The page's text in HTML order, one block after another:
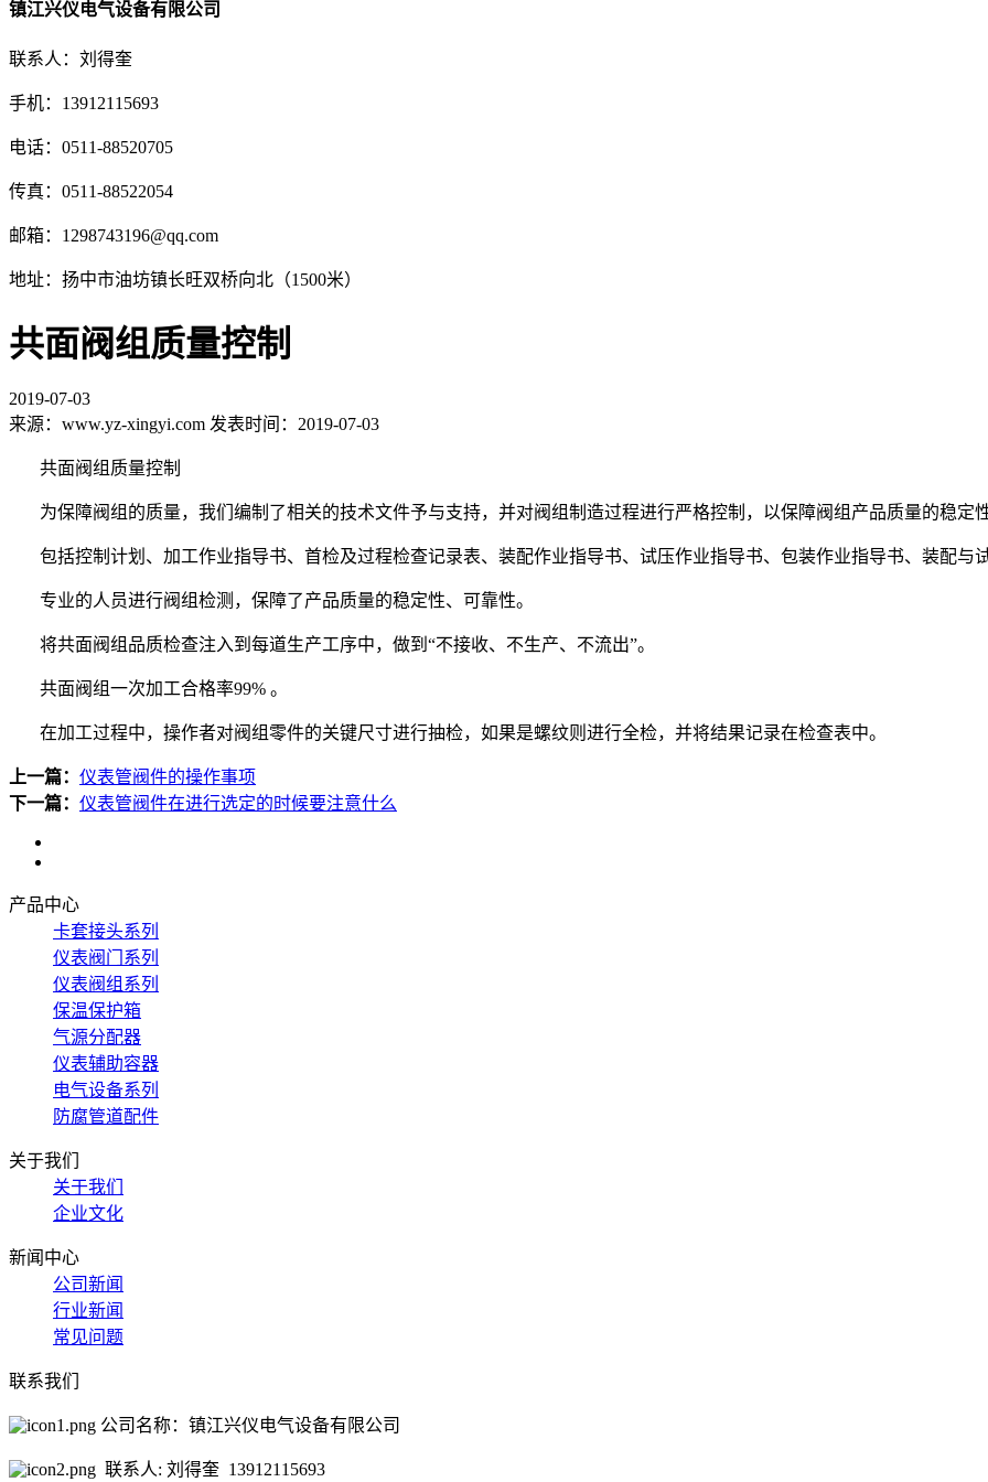
镇江兴仪电气设备有限公司
联系人：刘得奎
手机：13912115693
电话：0511-88520705
传真：0511-88522054
邮箱：1298743196@qq.com
地址：扬中市油坊镇长旺双桥向北（1500米）
共面阀组质量控制
2019-07-03
来源：www.yz-xingyi.com 发表时间：2019-07-03
共面阀组质量控制
为保障阀组的质量，我们编制了相关的技术文件予与支持，并对阀组制造过程进行严格控制，以保障阀组产品质量的稳定性
包括控制计划、加工作业指导书、首检及过程检查记录表、装配作业指导书、试压作业指导书、包装作业指导书、装配与
专业的人员进行阀组检测，保障了产品质量的稳定性、可靠性。
将共面阀组品质检查注入到每道生产工序中，做到 “不接收、不生产、不流出”。
共面阀组一次加工合格率99% 。
在加工过程中，操作者对阀组零件的关键尺寸进行抽检，如果是螺纹则进行全检，并将结果记录在检查表中。
上一篇： 仪表管阀件的操作事项
下一篇： 仪表管阀件在进行选定的时候要注意什么
产品中心
卡套接头系列
仪表阀门系列
仪表阀组系列
保温保护箱
气源分配器
仪表辅助容器
电气设备系列
防腐管道配件
关于我们
关于我们
企业文化
新闻中心
公司新闻
行业新闻
常见问题
联系我们
公司名称：镇江兴仪电气设备有限公司
联系人: 刘得奎 13912115693